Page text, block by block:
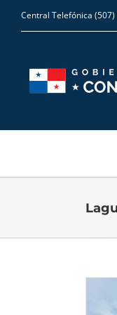
Central Telefónica